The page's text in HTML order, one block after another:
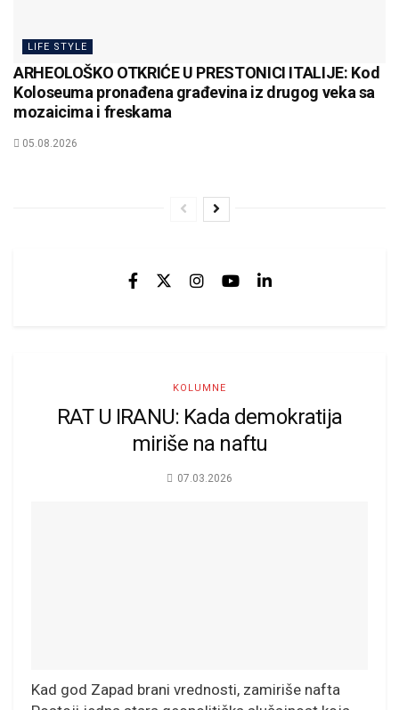
LIFE STYLE
ARHEOLOŠKO OTKRIĆE U PRESTONICI ITALIJE: Kod
Koloseuma pronađena građevina iz drugog veka sa
mozaicima i freskama
05.08.2026
KOLUMNE
RAT U IRANU: Kada demokratija
miriše na naftu
07.03.2026
Kad god Zapad brani vrednosti, zamiriše nafta